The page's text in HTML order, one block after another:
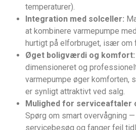
temperaturer).
Integration med solceller:
at kombinere varmepumpe
hurtigt på elforbruget, især om
Øget boligværdi og komfort:
dimensioneret og
varmepumpe øger komforten,
er synligt attraktivt ved salg.
Mulighed for serviceaftaler
Spørg om smart overvågning
servicebesøg og fanger fejl